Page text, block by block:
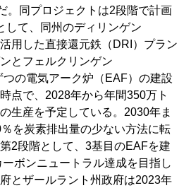
。同プロジェクトは2段階で計画
して、同州のディリンゲン
用した直接還元鉄（DRI）プラン
とフェルクリンゲン
つの電気アーク炉（EAF）の建設
点で、2028年から年間350万ト
生産を予定している。2030年ま
を炭素排出量の少ない方法に転
2段階として、3基目のEAFを建
ボンニュートラル達成を目指し
とザールラント州政府は2023年